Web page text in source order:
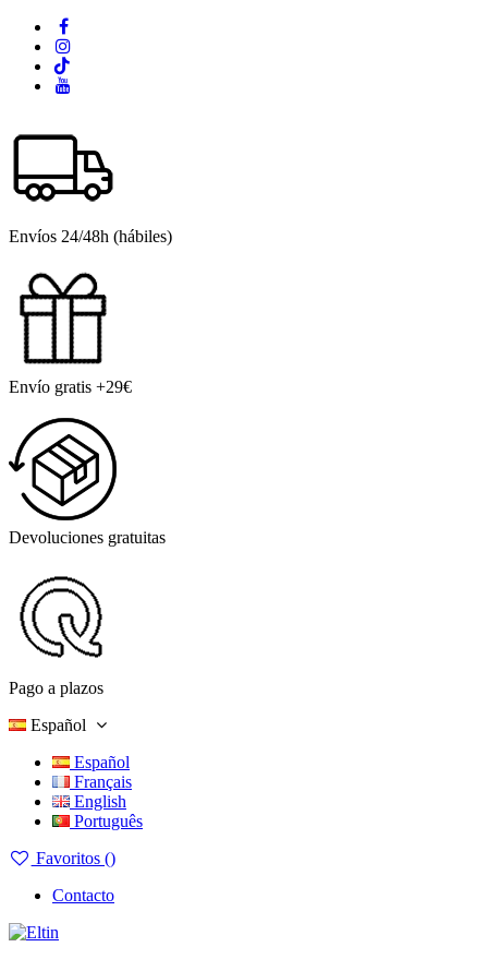
Envíos 24/48h (hábiles)
Envío gratis +29€
Devoluciones gratuitas
Pago a plazos
Español
Español
Français
English
Português
Favoritos ()
Contacto